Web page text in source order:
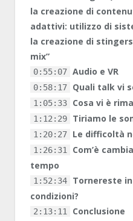
la creazione di
adattivi: utilizzo di
la creazione di
mix”
0:55:07 Audio e VR
0:58:17 Quali talk vi
1:05:33 Cosa vi è
1:12:29 Tiriamo le
1:20:27 Le difficoltà
1:26:31
Com’è
tempo
1:52:34
Tornereste
condizioni?
2:13:11 Conclusione